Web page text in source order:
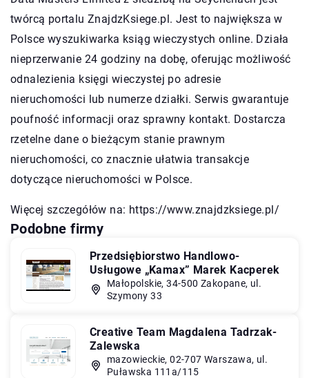
twórcą portalu ZnajdzKsiege.pl. Jest to największa w
Polsce wyszukiwarka ksiąg wieczystych online. Działa
nieprzerwanie 24 godziny na dobę, oferując możliwość
odnalezienia księgi wieczystej po adresie
nieruchomości lub numerze działki. Serwis gwarantuje
poufność informacji oraz sprawny kontakt. Dostarcza
rzetelne dane o bieżącym stanie prawnym
nieruchomości, co znacznie ułatwia transakcje
dotyczące nieruchomości w Polsce.
Więcej szczegółów na: https://www.znajdzksiege.pl/
Podobne firmy
Przedsiębiorstwo Handlowo-
Usługowe „Kamax” Marek Kacperek
Małopolskie, 34-500 Zakopane, ul.
Szymony 33
Creative Team Magdalena Tadrzak-
Zalewska
mazowieckie, 02-707 Warszawa, ul.
Puławska 111a/115